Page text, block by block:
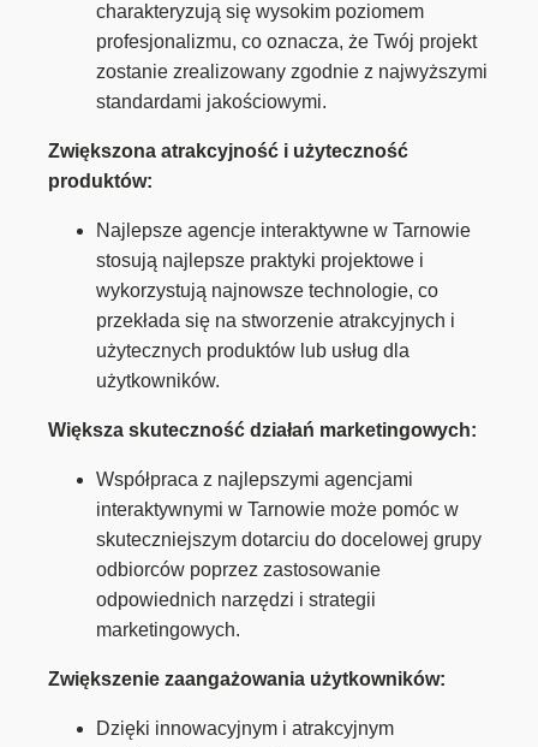
charakteryzują się wysokim poziomem
profesjonalizmu, co oznacza, że Twój projekt
zostanie zrealizowany zgodnie z najwyższymi
standardami jakościowymi.
Zwiększona atrakcyjność i użyteczność
produktów:
Najlepsze agencje interaktywne w Tarnowie
stosują najlepsze praktyki projektowe i
wykorzystują najnowsze technologie, co
przekłada się na stworzenie atrakcyjnych i
użytecznych produktów lub usług dla
użytkowników.
Większa skuteczność działań marketingowych:
Współpraca z najlepszymi agencjami
interaktywnymi w Tarnowie może pomóc w
skuteczniejszym dotarciu do docelowej grupy
odbiorców poprzez zastosowanie
odpowiednich narzędzi i strategii
marketingowych.
Zwiększenie zaangażowania użytkowników:
Dzięki innowacyjnym i atrakcyjnym